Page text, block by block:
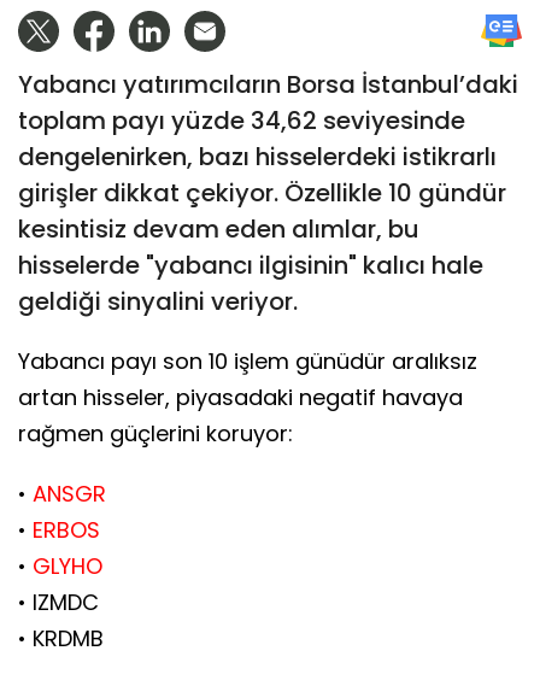
Yabancı yatırımcıların Borsa İstanbul’daki
toplam payı yüzde 34,62 seviyesinde
dengelenirken, bazı hisselerdeki istikrarlı
girişler dikkat çekiyor. Özellikle 10 gündür
kesintisiz devam eden alımlar, bu
hisselerde "yabancı ilgisinin" kalıcı hale
geldiği sinyalini veriyor.
Yabancı payı son 10 işlem günüdür aralıksız
artan hisseler, piyasadaki negatif havaya
rağmen güçlerini koruyor:
• ANSGR
• ERBOS
• GLYHO
• IZMDC
• KRDMB